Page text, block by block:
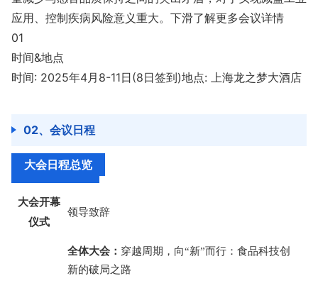
应用、控制疾病风险意义重大。下滑了解更多会议详情
01
时间&地点
时间: 2025年4月8-11日(8日签到)地点: 上海龙之梦大酒店
02、会议日程
大会日程总览
大会开幕
仪式
领导致辞
全体大会： 穿越周期，向“新”而行：食品科技创
新的破局之路